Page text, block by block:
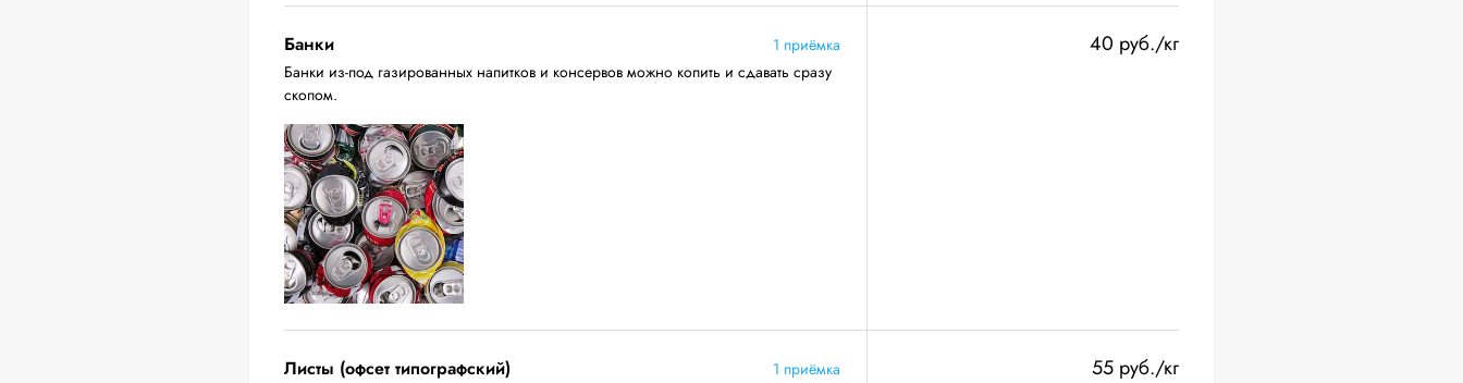
Банки
1 приёмка
Банки из-под газированных напитков и консервов можно копить и сдавать сразу
скопом.
40 руб./кг
Листы (офсет типографский)
1 приёмка
55 руб./кг